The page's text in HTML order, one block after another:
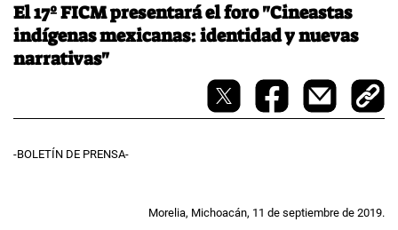
El 17º FICM presentará el foro "Cineastas
indígenas mexicanas: identidad y nuevas
narrativas"
-BOLETÍN DE PRENSA-
Morelia, Michoacán, 11 de septiembre de 2019.